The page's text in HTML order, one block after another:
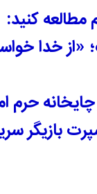
کنید:
«از خدا
حرم
بازیگر